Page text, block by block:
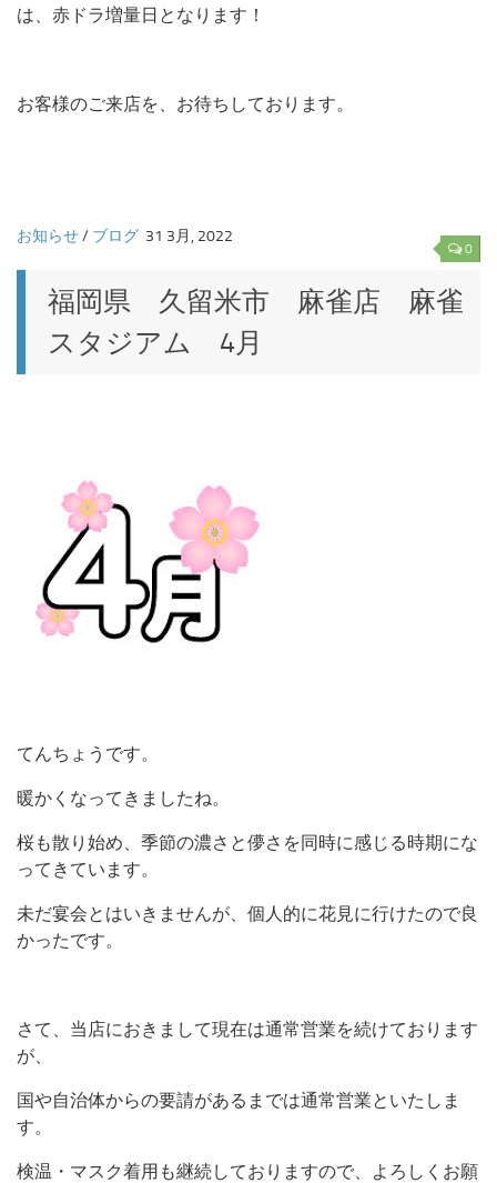
は、赤ドラ増量日となります！
お客様のご来店を、お待ちしております。
0
お知らせ/ ブログ 31 3月, 2022
福岡県 久留米市 麻雀店 麻雀
スタジアム 4月
てんちょうです。
暖かくなってきましたね。
桜も散り始め、季節の濃さと儚さを同時に感じる時期にな
ってきています。
未だ宴会とはいきませんが、個人的に花見に行けたので良
かったです。
さて、当店におきまして現在は通常営業を続けております
が、
国や自治体からの要請があるまでは通常営業といたしま
す。
検温・マスク着用も継続しておりますので、よろしくお願